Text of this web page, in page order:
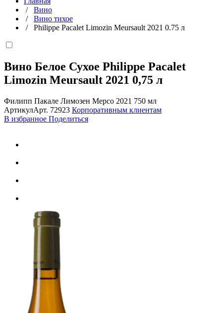
/ Вино
/ Вино тихое
/ Philippe Pacalet Limozin Meursault 2021 0.75 л
Вино Белое Сухое Philippe Pacalet
Limozin Meursault 2021 0,75 л
Филипп Пакале Лимозен Мерсо 2021 750 мл
АртикулАрт. 72923 Корпоративным клиентам
В избранное Поделиться